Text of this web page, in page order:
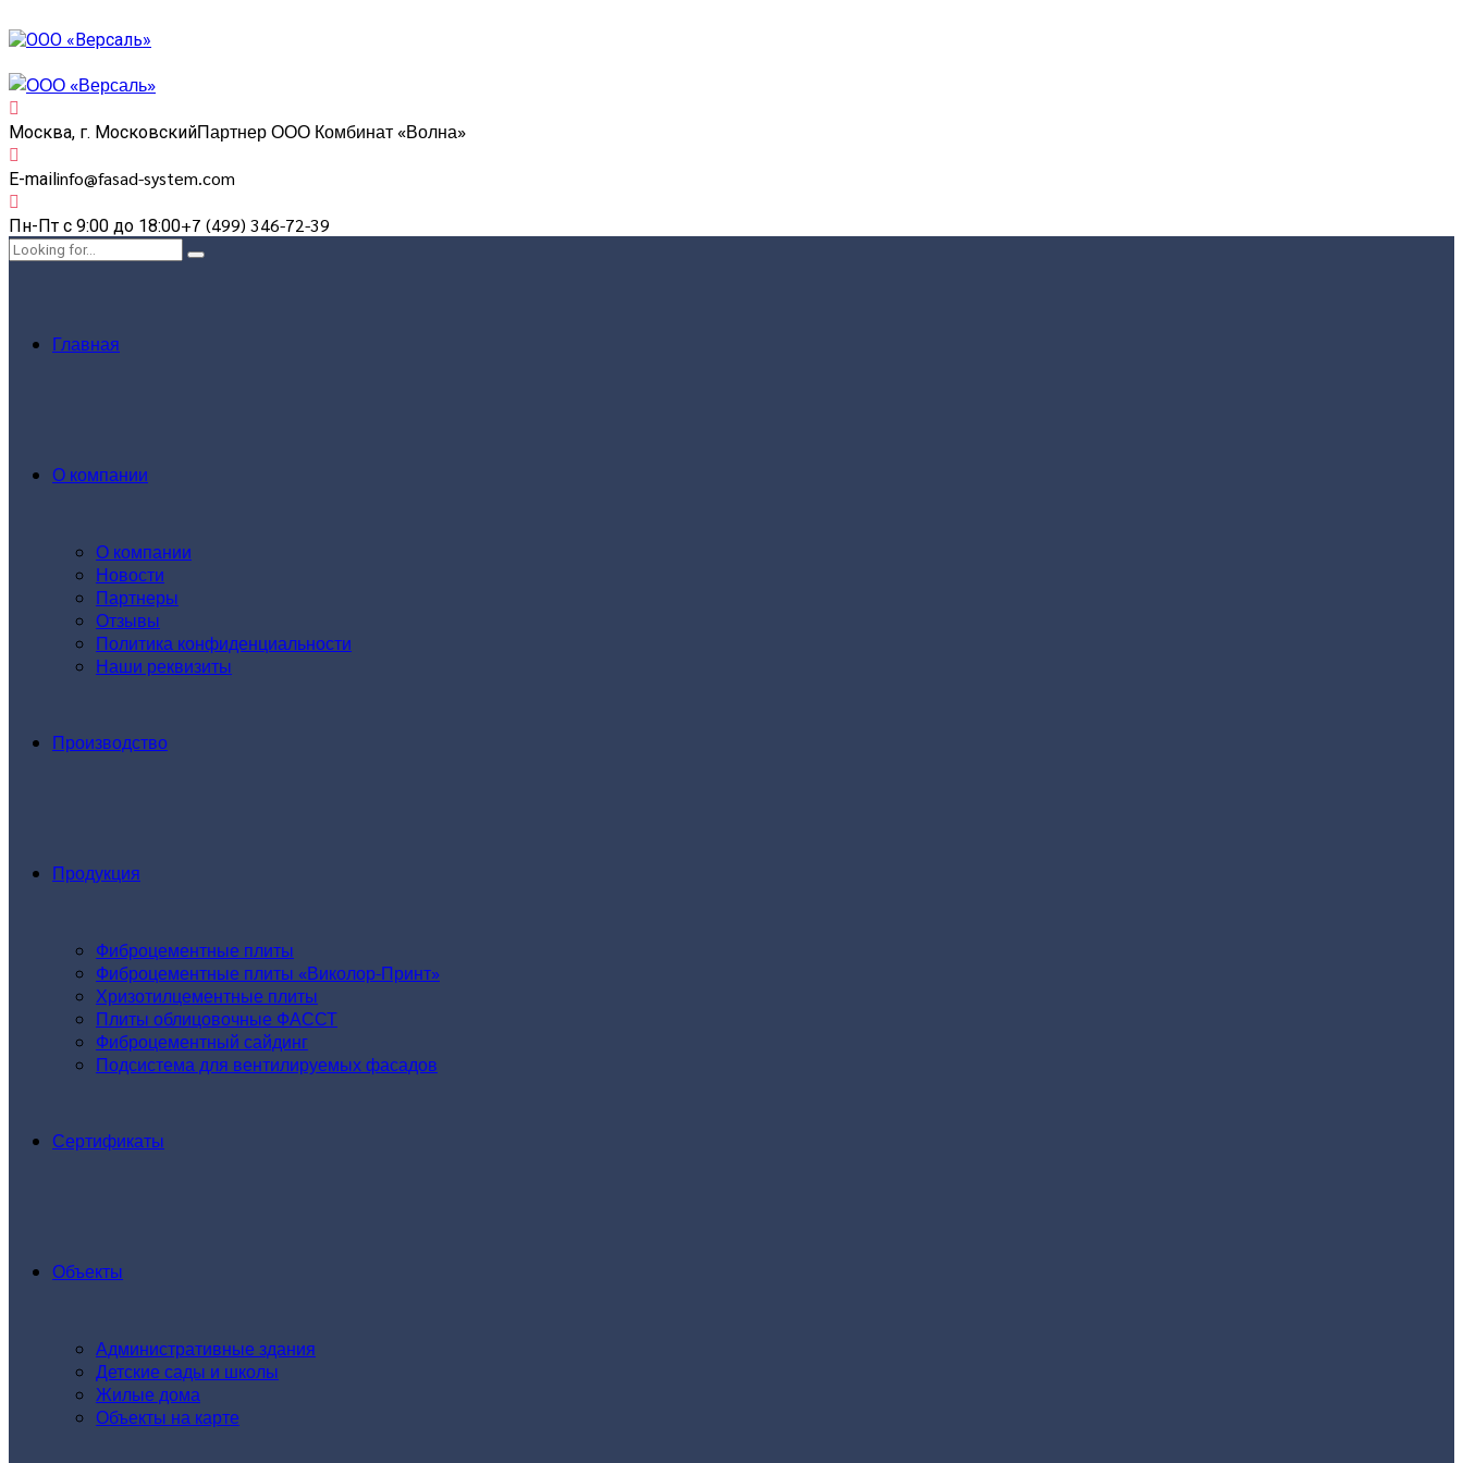
Москва, г. МосковскийПартнер ООО Комбинат «Волна»
E-mailinfo@fasad-system.com
Пн-Пт с 9:00 до 18:00+7 (499) 346-72-39
Главная
О компании
О компании
Новости
Партнеры
Отзывы
Политика конфиденциальности
Наши реквизиты
Производство
Продукция
Фиброцементные плиты
Фиброцементные плиты «Виколор-Принт»
Хризотилцементные плиты
Плиты облицовочные ФАССТ
Фиброцементный сайдинг
Подсистема для вентилируемых фасадов
Сертификаты
Объекты
Административные здания
Детские сады и школы
Жилые дома
Объекты на карте